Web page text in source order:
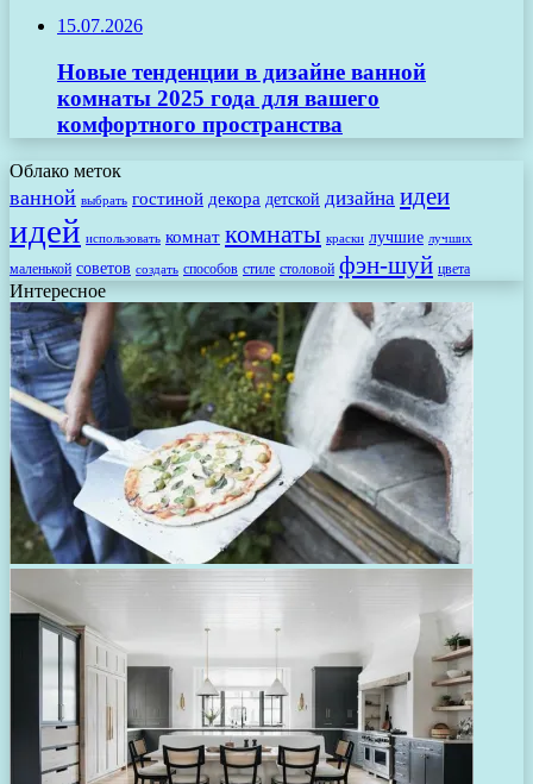
15.07.2026
Новые тенденции в дизайне ванной
комнаты 2025 года для вашего
комфортного пространства
Облако меток
ванной выбрать гостиной декора детской дизайна идеи
идей использовать комнат комнаты краски лучшие лучших
маленькой советов создать способов стиле столовой фэн-шуй цвета
Интересное